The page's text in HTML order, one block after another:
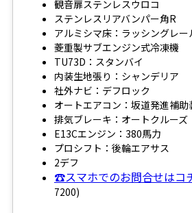
観音扉ステンレスウロコ
ステンレスリアバンパー角R
アルミシマ床：ラッシングレー
菱重製サブエンジン式冷凍機
TU73D：スタンバイ
内装生地張り：シャンデリア
社外ナビ：デフロック
オートエアコン：坂道発進補助
排気ブレーキ：オートクルーズ
E13Cエンジン：380馬力
プロシフト：後輪エアサス
2デフ
☎スマホでのお問合せはコ
7200)